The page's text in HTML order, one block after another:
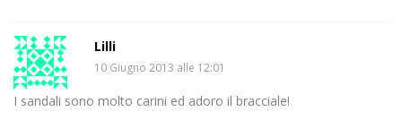
Lilli
10 Giugno 2013 alle 12:01
I sandali sono molto carini ed adoro il bracciale!